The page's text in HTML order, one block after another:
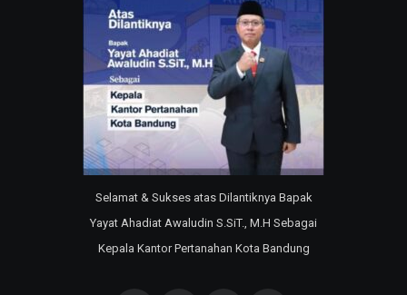
Selamat & Sukses atas Dilantiknya Bapak
Yayat Ahadiat Awaludin S.SiT., M.H Sebagai
Kepala Kantor Pertanahan Kota Bandung